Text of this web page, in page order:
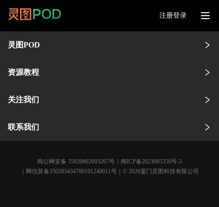
注册登录
灵图POD
资源教程
关注我们
联系我们
闽公网安备 35020602003267号
闽ICP备2023005359号-3
｜网信算备350203434780101240011号｜© 2026厦门灵图科技有限公司